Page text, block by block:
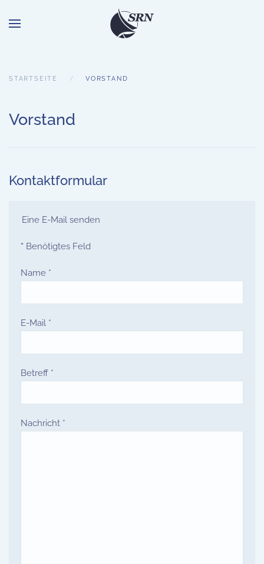
STARTSEITE VORSTAND
Vorstand
Kontaktformular
Eine E-Mail senden
* Benötigtes Feld
Name *
E-Mail *
Betreff *
Nachricht *